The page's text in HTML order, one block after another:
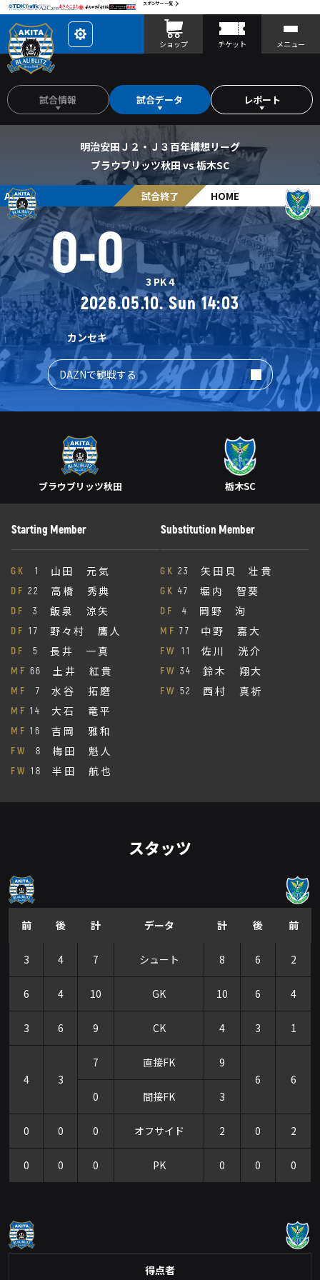
スポンサー一覧
レ
イ
ア
を
タ
マ
ズ
ショップ チケット メニュー
試合情報 試合データ レポート
明治安田Ｊ２・Ｊ３百年構想リーグ
ブラウブリッツ秋田 vs 栃木SC
AWAY 試合終了 HOME
0-0 3 PK4
2026.05.10. Sun 14:03
カンセキ
DAZNで観戦する
ブラウブリッツ秋田 栃木SC
Starting Member
GK 1 山田 元気
DF 22 高橋 秀典
DF 3 飯泉 涼矢
DF 17 野々村 鷹人
DF 5 長井 一真
MF 66 土井 紅貴
MF 7 水谷 拓磨
MF 14 大石 竜平
MF 16 吉岡 雅和
FW 8 梅田 魁人
FW 18 半田 航也
Substitution Member
GK 23 矢田貝 壮貴
GK 47 堀内 智葵
DF 4 岡野 洵
MF 77 中野 嘉大
FW 11 佐川 洸介
FW 34 鈴木 翔大
FW 52 西村 真祈
スタッツ
前 後 計 データ 計 後 前
3 4 7 シュート 8 6 2
6 4 10 GK 10 6 4
3 6 9 CK 4 3 1
4 3
7 直接FK
9
6
6
0
間接FK 3
0 0 0 オフサイド 2 0 2
0 0 0 PK 0 0 0
得点者